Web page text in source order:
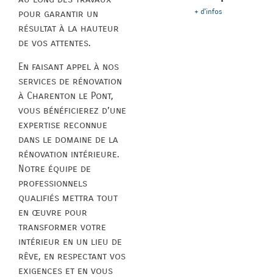
pour garantir un
résultat à la hauteur
de vos attentes.
En faisant appel à nos
services de rénovation
à Charenton le Pont,
vous bénéficierez d’une
expertise reconnue
dans le domaine de la
rénovation intérieure.
Notre équipe de
professionnels
qualifiés mettra tout
en œuvre pour
transformer votre
intérieur en un lieu de
rêve, en respectant vos
exigences et en vous
+ d'infos